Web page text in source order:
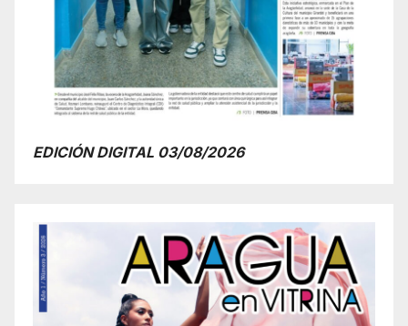
EDICIÓN DIGITAL 03/08/2026